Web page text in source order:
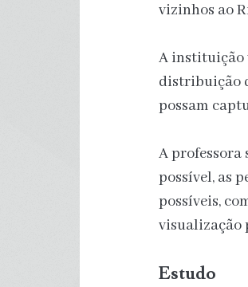
vizinhos ao
A instituição
distribuição
possam
A professora
possível, as
possíveis,
visualização
Estudo